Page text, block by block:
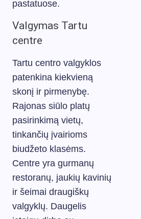
pastatuose.
Valgymas Tartu
centre
Tartu centro valgyklos
patenkina kiekvieną
skonį ir pirmenybę.
Rajonas siūlo platų
pasirinkimą vietų,
tinkančių įvairioms
biudžeto klasėms.
Centre yra gurmanų
restoranų, jaukių kavinių
ir šeimai draugiškų
valgyklų. Daugelis